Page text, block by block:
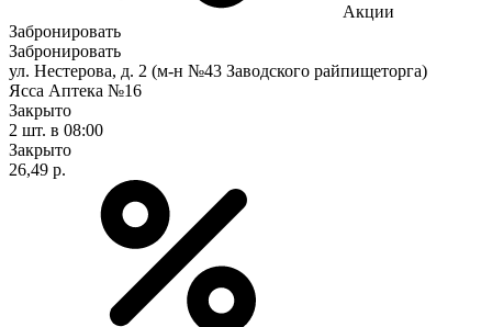
Акции
Забронировать
Забронировать
ул. Нестерова, д. 2 (м-н №43 Заводского райпищеторга)
Ясса Аптека №16
Закрыто
2 шт. в 08:00
Закрыто
26,49 р.